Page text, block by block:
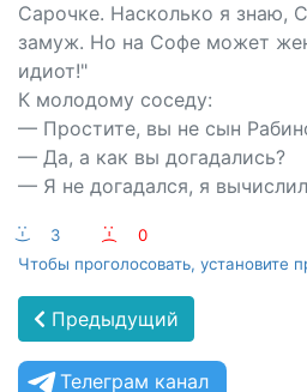
Сарочке. Насколько я знаю,
замуж. Но на Софе может
идиот!"
К молодому соседу:
— Простите, вы не сын
— Да, а как вы догадались?
— Я не догадался, я
:-) 3 :-(
0
Чтобы проголосовать, установите
Предыдущий
Телеграм канал